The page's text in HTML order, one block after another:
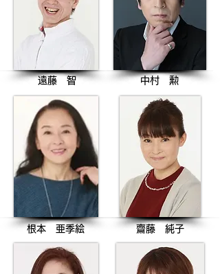
遠藤 智
根本 亜季絵
中村 勲
​齋藤 純子